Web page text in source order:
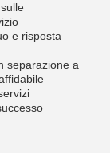
e risposta
separazione a